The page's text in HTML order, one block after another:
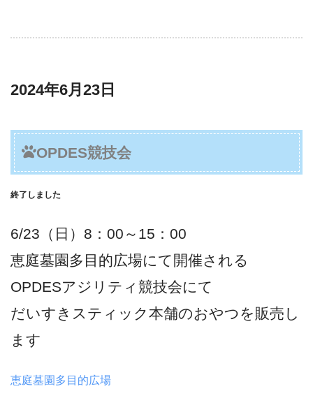
2024年6月23日
OPDES競技会
終了しました
6/23（日）8：00～15：00
恵庭墓園多目的広場にて開催される
OPDESアジリティ競技会にて
だいすきスティック本舗のおやつを販売し
ます
恵庭墓園多目的広場